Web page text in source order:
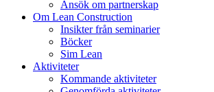
Ansök om partnerskap
Om Lean Construction
Insikter från seminarier
Böcker
Sim Lean
Aktiviteter
Kommande aktiviteter